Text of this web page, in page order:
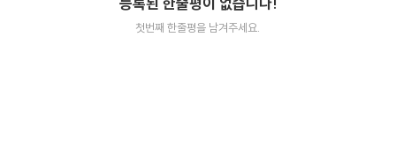
첫번째 한줄평을 남겨주세요.